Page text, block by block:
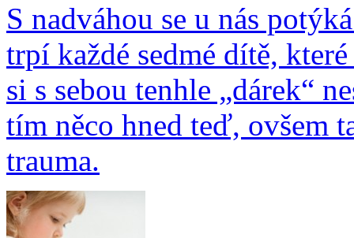
S nadváhou se u nás
trpí každé sedmé dítě,
si s sebou tenhle „dárek“
tím něco hned teď, ovšem
trauma.